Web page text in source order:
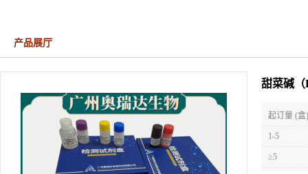
产品展厅
甜菜碱
起订量 (盒)
1-5
≥5